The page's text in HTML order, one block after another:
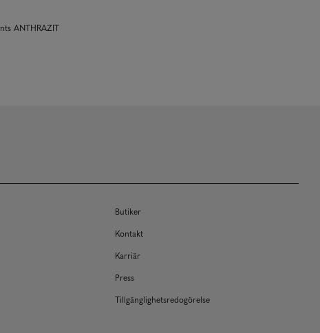
ANTHRAZIT
Butiker
Kontakt
Karriär
Press
Tillgänglighetsredogörelse